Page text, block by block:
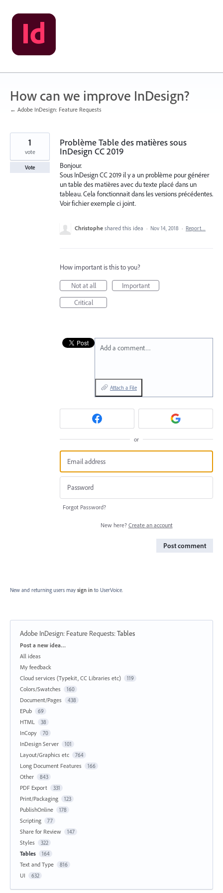
Skip
to
content
How can we improve InDesign?
← Adobe InDesign: Feature Requests
Problème Table des matières sous
InDesign CC 2019
Bonjour.
Sous InDesign CC 2019 il y a un problème pour générer
un table des matières avec du texte placé dans un
tableau. Cela fonctionnait dans les versions précédentes.
Voir fichier exemple ci joint.
1
vote
Vote
Christophe shared this idea · Nov 14, 2018 · Report…
How important is this to you?
Not at all
Important
Critical
Add a comment…
Attach a File
or
Forgot Password?
New here? Create an account
Post comment
New and returning users may sign in to UserVoice.
Adobe InDesign: Feature Requests:Tables
Categories
Post a new idea…
All ideas
My feedback
Cloud services (Typekit, CC Libraries etc)
119
Colors/Swatches 160
Document/Pages 438
EPub 69
HTML 38
InCopy 70
InDesign Server 101
Layout/Graphics etc 764
Long Document Features 166
Other 843
PDF Export 331
Print/Packaging 123
PublishOnline 178
Scripting 77
Share for Review 147
Styles 322
Tables 164
Text and Type 816
UI 632